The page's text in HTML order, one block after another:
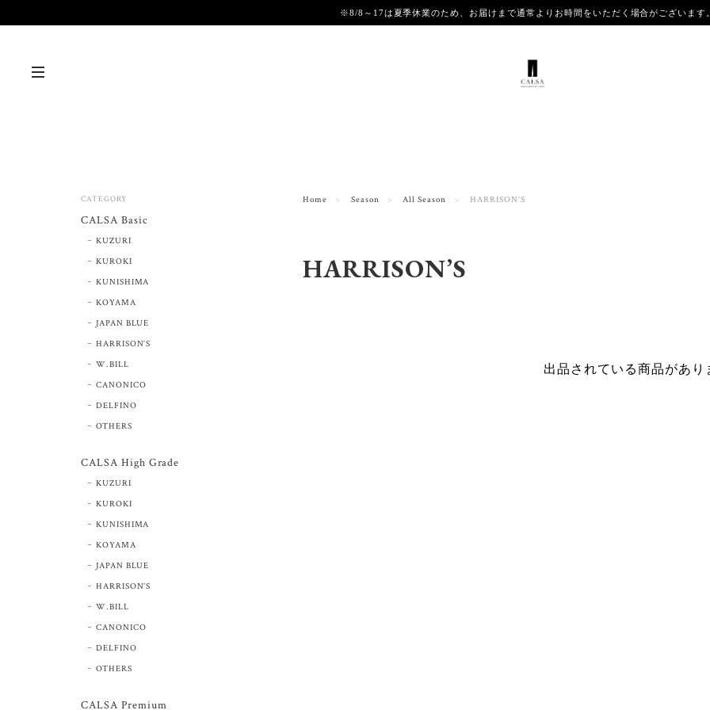
※8/8～17は夏季休業のため、お届けまで通常よりお時間をいただく場合がございま
Home Season All Season HARRISON’S
HARRISON’S
出品されている商品があり
CATEGORY
CALSA Basic
KUZURI
KUROKI
KUNISHIMA
KOYAMA
JAPAN BLUE
HARRISON’S
W.BILL
CANONICO
DELFINO
OTHERS
CALSA High Grade
KUZURI
KUROKI
KUNISHIMA
KOYAMA
JAPAN BLUE
HARRISON’S
W.BILL
CANONICO
DELFINO
OTHERS
CALSA Premium